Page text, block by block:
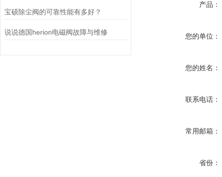
宝硕除尘阀的可靠性能有多好？
说说德国herion电磁阀故障与维修
产品：
您的单位：
您的姓名：
联系电话：
常用邮箱：
省份：